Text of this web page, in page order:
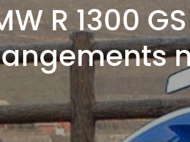
R 1300